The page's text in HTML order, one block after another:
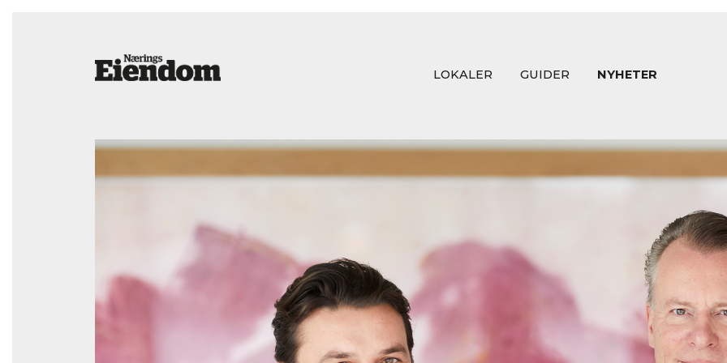
LOKALER GUIDER NYHETER